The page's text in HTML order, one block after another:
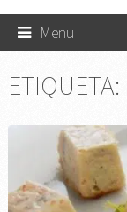
Menu
ETIQUETA: